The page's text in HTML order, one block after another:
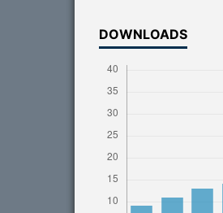
DOWNLOADS